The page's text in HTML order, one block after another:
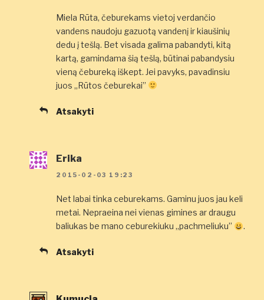
Miela Rūta, čeburekams vietoj verdančio
vandens naudoju gazuotą vandenį ir kiaušinių
dedu į tešlą. Bet visada galima pabandyti, kitą
kartą, gamindama šią tešlą, būtinai pabandysiu
vieną čebureką iškept. Jei pavyks, pavadinsiu
juos „Rūtos čeburekai”
Atsakyti
Erika
2015-02-03 19:23
Net labai tinka ceburekams. Gaminu juos jau keli
metai. Nepraeina nei vienas gimines ar draugu
baliukas be mano ceburekiuku „pachmeliuku”
.
Atsakyti